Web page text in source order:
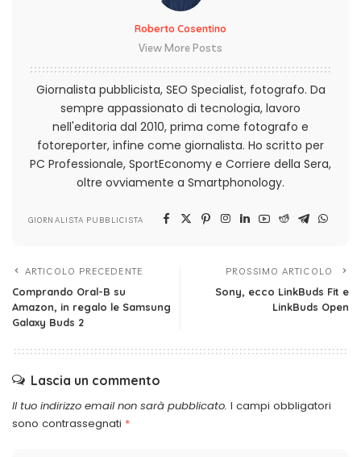
Roberto Cosentino
View More Posts
Giornalista pubblicista, SEO Specialist, fotografo. Da
sempre appassionato di tecnologia, lavoro
nell'editoria dal 2010, prima come fotografo e
fotoreporter, infine come giornalista. Ho scritto per
PC Professionale, SportEconomy e Corriere della Sera,
oltre ovviamente a Smartphonology.
GIORNALISTA PUBBLICISTA
ARTICOLO PRECEDENTE
Comprando Oral-B su
Amazon, in regalo le Samsung
Galaxy Buds 2
PROSSIMO ARTICOLO
Sony, ecco LinkBuds Fit e
LinkBuds Open
Lascia un commento
Il tuo indirizzo email non sarà pubblicato. I campi obbligatori
sono contrassegnati *